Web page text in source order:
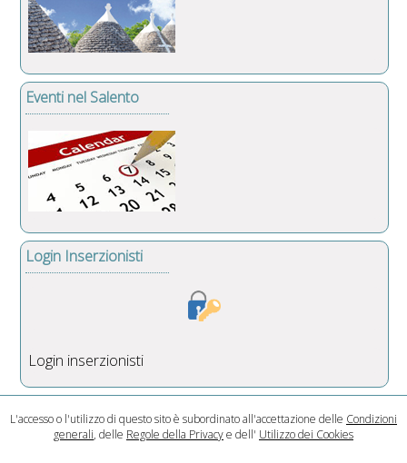
Eventi nel Salento
Login Inserzionisti
Login inserzionisti
L'accesso o l'utilizzo di questo sito è subordinato all'accettazione delle Condizioni
generali, delle Regole della Privacye dell' Utilizzo dei Cookies